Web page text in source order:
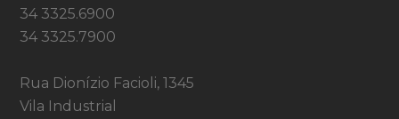
34 3325.6900
34 3325.7900
Rua Dionízio Facioli, 1345
Vila Industrial